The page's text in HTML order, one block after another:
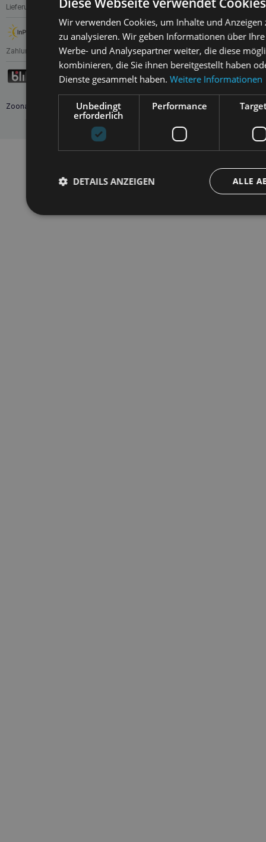
Lieferung
Zahlungen
Zoona.eu © Alle Rechte vorbehalten. Nach oben
Wir verwenden Cookies, um Inhalte und
zu analysieren. Wir geben Informationen über
Werbe- und Analysepartner weiter, die diese
kombinieren, die Sie ihnen bereitgestellt haben
Dienste gesammelt haben. Weitere Informationen
Unbedingt
erforderlich
Performance
ALLE
DETAILS ANZEIGEN